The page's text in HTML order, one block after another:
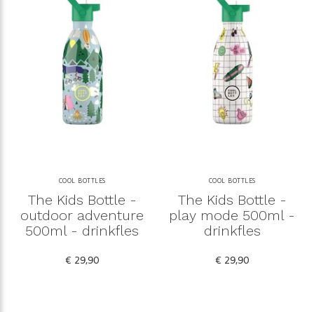
COOL BOTTLES
The Kids Bottle -
outdoor adventure
500ml - drinkfles
€ 29,90
COOL BOTTLES
The Kids Bottle -
play mode 500ml -
drinkfles
€ 29,90